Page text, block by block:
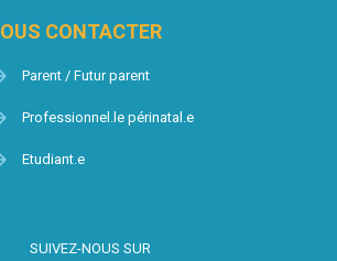
CONTACTER
Parent / Futur parent
Professionnel.le périnatal.e
Etudiant.e
SUIVEZ-NOUS SUR